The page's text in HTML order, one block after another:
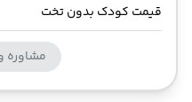
قیمت کودک بدون تخت
مشاوره